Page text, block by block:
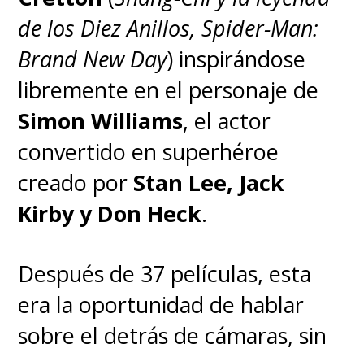
de los Diez Anillos, Spider-Man:
Brand New Day) inspirándose
libremente en el personaje de
Simon Williams, el actor
convertido en superhéroe
creado por Stan Lee, Jack
Kirby y Don Heck.
Después de 37 películas, esta
era la oportunidad de hablar
sobre el detrás de cámaras, sin